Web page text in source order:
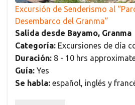
Excursión de Senderismo al
Desembarco del Granma”
Salida desde Bayamo, Granma
Categoría: Excursiones de día
Duración: 8 - 10 hrs
Guía: Yes
Se habla: español, inglés y